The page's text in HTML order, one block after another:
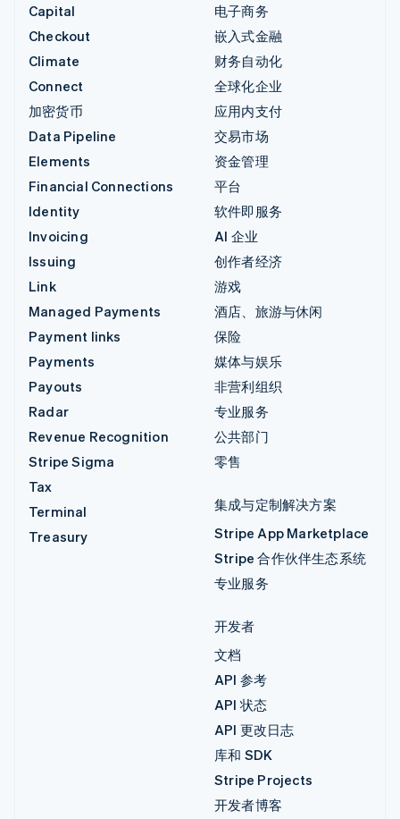
Capital
Checkout
Climate
Connect
加密货币
Data Pipeline
Elements
Financial Connections
Identity
Invoicing
Issuing
Link
Managed Payments
Payment links
Payments
Payouts
Radar
Revenue Recognition
Stripe Sigma
Tax
Terminal
Treasury
电子商务
嵌入式金融
财务自动化
全球化企业
应用内支付
交易市场
资金管理
平台
软件即服务
AI 企业
创作者经济
游戏
酒店、旅游与休闲
保险
媒体与娱乐
非营利组织
专业服务
公共部门
零售
集成与定制解决方案
Stripe App Marketplace
Stripe 合作伙伴生态系统
专业服务
开发者
文档
API 参考
API 状态
API 更改日志
库和 SDK
Stripe Projects
开发者博客